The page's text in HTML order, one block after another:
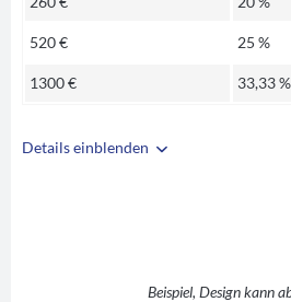
Details einblenden
Beispiel, Design kann
520 € 25 %
1300 € 33,33 %